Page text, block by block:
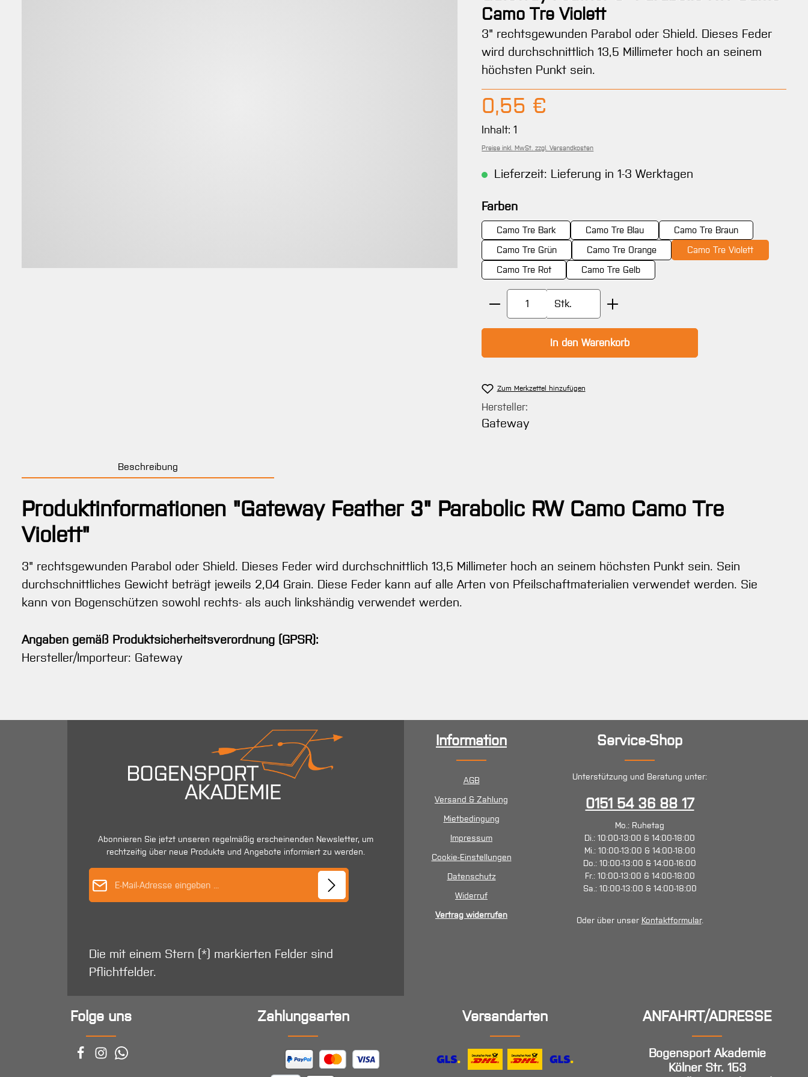
Camo Tre Violett
3" rechtsgewunden Parabol oder Shield. Dieses Feder
wird durchschnittlich 13,5 Millimeter hoch an seinem
höchsten Punkt sein.
Regulärer Preis:
0,55 €
Inhalt:1
Preise inkl. MwSt. zzgl. Versandkosten
Lieferzeit: Lieferung in 1-3 Werktagen
Farbenauswählen
Camo Tre Bark Camo Tre Blau
Camo Tre Braun
Camo Tre Grün
Camo Tre Orange
Camo Tre Violett
Camo Tre Rot
Camo Tre Gelb
Produkt Anzahl: Gib den gewünschten Wert ein
Stk.
In den Warenkorb
Zum Merkzettel hinzufügen
Hersteller:
Gateway
Beschreibung
Produktinformationen "Gateway Feather 3" Parabolic RW Camo Camo Tre
Violett"
3" rechtsgewunden Parabol oder Shield. Dieses Feder wird durchschnittlich 13,5 Millimeter hoch an seinem höchsten Punkt sein. Sein
durchschnittliches Gewicht beträgt jeweils 2,04 Grain. Diese Feder kann auf alle Arten von Pfeilschaftmaterialien verwendet werden. Sie
kann von Bogenschützen sowohl rechts- als auch linkshändig verwendet werden.
Angaben gemäß Produktsicherheitsverordnung (GPSR):
Hersteller/Importeur: Gateway
Abonnieren Sie jetzt unseren regelmäßig erscheinenden Newsletter, um
rechtzeitig über neue Produkte und Angebote informiert zu werden.
Die mit einem Stern (*) markierten Felder sind
Pflichtfelder.
Information
AGB
Versand & Zahlung
Mietbedingung
Impressum
Cookie-Einstellungen
Datenschutz
Widerruf
Vertrag widerrufen
Service-Shop
Unterstützung und Beratung unter:
0151 54 36 88 17
Mo.: Ruhetag
Di.: 10:00-13:00 & 14:00-18:00
Mi.: 10:00-13:00 & 14:00-18:00
Do.: 10:00-13:00 & 14:00-16:00
Fr.: 10:00-13:00 & 14:00-18:00
Sa.: 10:00-13:00 & 14:00-18:00
Oder über unser Kontaktformular.
Folge uns Zahlungsarten Versandarten ANFAHRT/ADRESSE
Bogensport Akademie
Kölner Str. 153